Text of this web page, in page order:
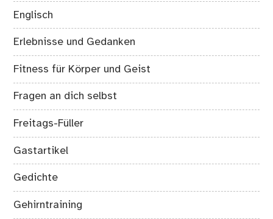
Englisch
Erlebnisse und Gedanken
Fitness für Körper und Geist
Fragen an dich selbst
Freitags-Füller
Gastartikel
Gedichte
Gehirntraining